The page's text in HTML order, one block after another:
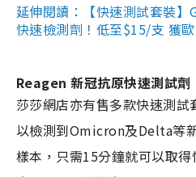
延伸閱讀：【快速測試套裝
快速檢測劑！低至$15/支 獲
Reagen 新冠抗原快速測試劑
莎莎網店亦有售多款快速測
以檢測到Omicron及Delta等
樣本，只需15分鐘就可以取